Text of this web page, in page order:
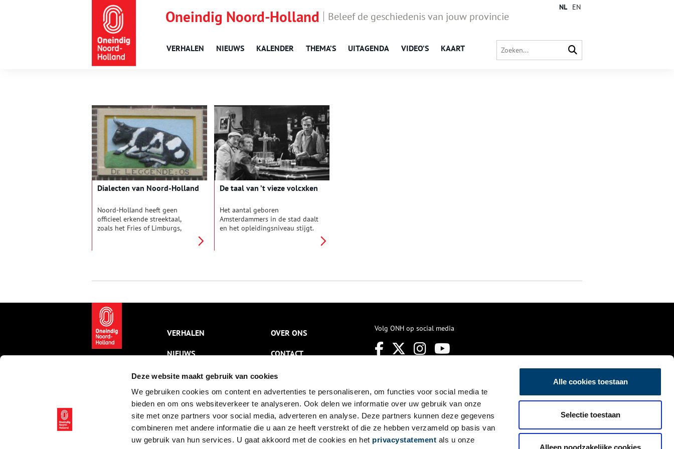
Deze website maakt gebruik van cookies
We gebruiken cookies om content en advertenties te personaliseren, om functies voor social media te
bieden en om ons websiteverkeer te analyseren. Ook delen we informatie over uw gebruik van onze
site met onze partners voor social media, adverteren en analyse. Deze partners kunnen deze gegevens
combineren met andere informatie die u aan ze heeft verstrekt of die ze hebben verzameld op basis van
uw gebruik van hun services. U gaat akkoord met de cookies en het privacystatement als u onze
Alle cookies toestaan
Selectie toestaan
Alleen noodzakelijke cookies
Oneindig Noord-Holland Beleef de geschiedenis van jouw provincie
VERHALEN NIEUWS KALENDER THEMA’S UITAGENDA VIDEO’S KAART
NL EN
Dialecten van Noord-Holland
Noord-Holland heeft geen
officieel erkende streektaal,
zoals het Fries of Limburgs,
De taal van ’t vieze volcxken
Het aantal geboren
Amsterdammers in de stad daalt
en het opleidingsniveau stijgt.
lied van André Hazes. Het volkse
Nederlanden en uit de Duitse
eeuw aanzienlijk.
VERHALEN
NIEUWS
KALENDER
THEMA’S
ACTIVITEITEN
VIDEO’S
OVER ONS
CONTACT
NIEUWSBRIEF
DISCLAIMER
PRIVACY
TOEGANKELIJKHEID
Volg ONH op social media